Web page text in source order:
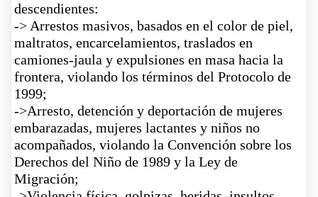
descendientes:
-> Arrestos masivos, basados en el color de piel,
maltratos, encarcelamientos, traslados en
camiones-jaula y expulsiones en masa hacia la
frontera, violando los términos del Protocolo de
1999;
->Arresto, detención y deportación de mujeres
embarazadas, mujeres lactantes y niños no
acompañados, violando la Convención sobre los
Derechos del Niño de 1989 y la Ley de
Migración;